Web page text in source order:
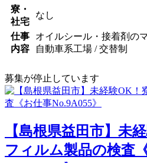
寮・
社宅
なし
仕事
内容
オイルシール・接着剤の
自動車系工場 / 交替制
募集が停止しています
【島根県益田市】未
フィルム製品の検査